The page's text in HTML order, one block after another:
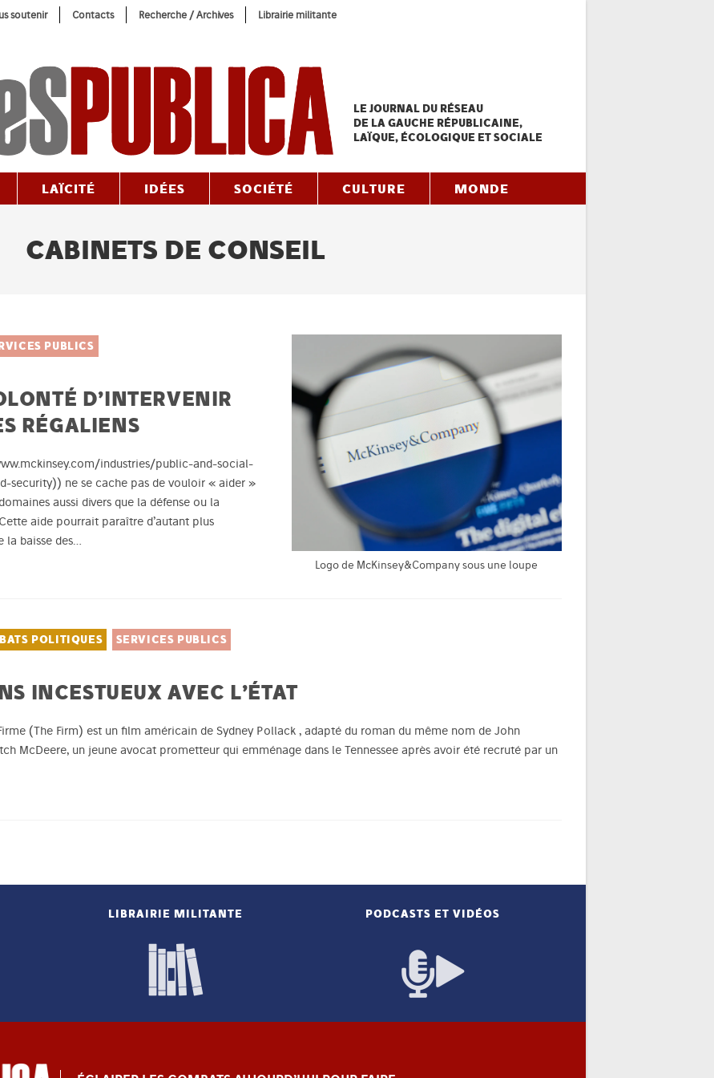
soutenir Contacts Recherche / Archives Librairie militante
LE JOURNAL DU RÉSEAU
DE LA GAUCHE RÉPUBLICAINE,
LAÏQUE, ÉCOLOGIQUE ET SOCIALE
LAÏCITÉ IDÉES SOCIÉTÉ CULTURE MONDE
CABINETS DE CONSEIL
PUBLICS
D’INTERVENIR
RÉGALIENS
industries/public-and-social-
security)) ne se cache pas de vouloir « aider »
aussi divers que la défense ou la
aide pourrait paraître d’autant plus
la baisse des…
Logo de McKinsey&Company sous une loupe
POLITIQUES SERVICES PUBLICS
INCESTUEUX AVEC L’ÉTAT
(The Firm) est un film américain de Sydney Pollack , adapté du roman du même nom de John
McDeere, un jeune avocat prometteur qui emménage dans le Tennessee après avoir été recruté par un
LIBRAIRIE MILITANTE PODCASTS ET VIDÉOS